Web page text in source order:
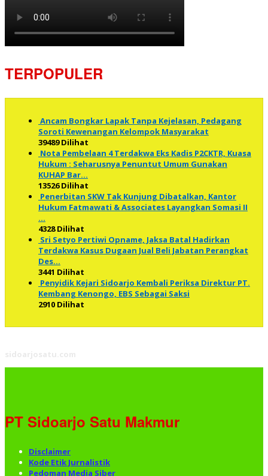
TERPOPULER
Ancam Bongkar Lapak Tanpa Kejelasan, Pedagang
Soroti Kewenangan Kelompok Masyarakat
39489 Dilihat
Nota Pembelaan 4 Terdakwa Eks Kadis P2CKTR, Kuasa
Hukum : Seharusnya Penuntut Umum Gunakan
KUHAP Bar…
13526 Dilihat
Penerbitan SKW Tak Kunjung Dibatalkan, Kantor
Hukum Fatmawati & Associates Layangkan Somasi II
…
4328 Dilihat
Sri Setyo Pertiwi Opname, Jaksa Batal Hadirkan
Terdakwa Kasus Dugaan Jual Beli Jabatan Perangkat
Des…
3441 Dilihat
Penyidik Kejari Sidoarjo Kembali Periksa Direktur PT.
Kembang Kenongo, EBS Sebagai Saksi
2910 Dilihat
PT Sidoarjo Satu Makmur
Disclaimer
Kode Etik Jurnalistik
Pedoman Media Siber